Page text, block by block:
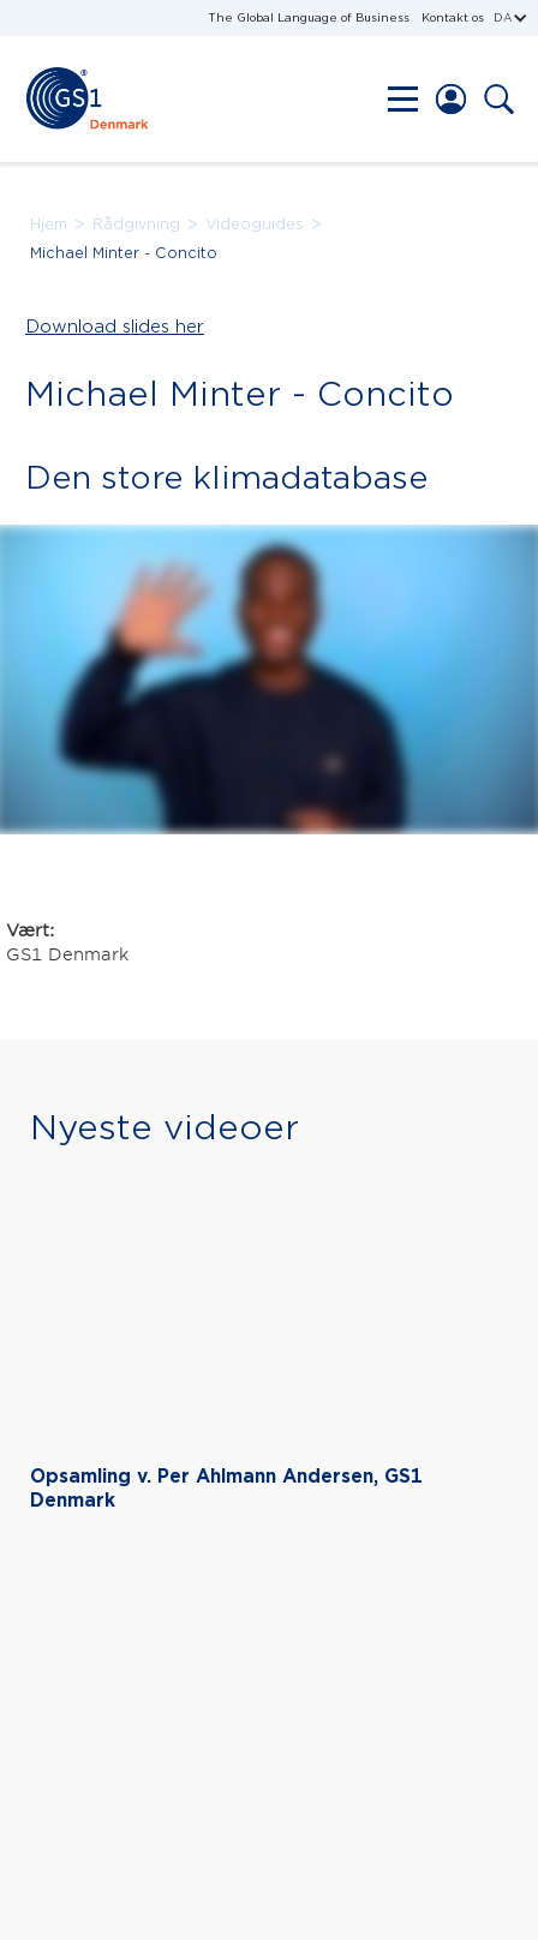
The Global Language of Business Kontakt os DA
Hjem > Rådgivning > Videoguides >
Michael Minter - Concito
Download slides her
Michael Minter - Concito
Den store klimadatabase
Vært:
GS1 Denmark
Nyeste videoer
Opsamling v. Per Ahlmann Andersen, GS1
Denmark